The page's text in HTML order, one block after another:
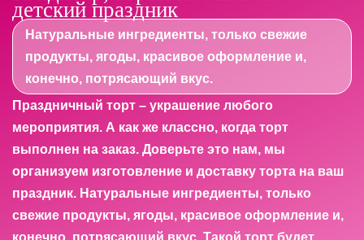
детский праздник
Натуральные ингредиенты, только свежие
продукты, ягоды, красивое оформление и,
конечно, потрясающий вкус.
Праздничный торт – украшение любого
мероприятия. А как же классно, когда торт
выполнен на заказ. Доверьте это нам, мы
организуем изготовление и доставку торта на ваш
праздник. Натуральные ингредиенты, только
свежие продукты, ягоды, красивое оформление и,